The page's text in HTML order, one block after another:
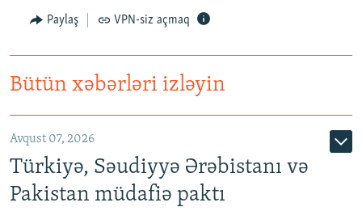
Paylaş VPN-siz açmaq
Bütün xəbərləri izləyin
Avqust 07, 2026
Türkiyə, Səudiyyə Ərəbistanı və
Pakistan müdafiə paktı